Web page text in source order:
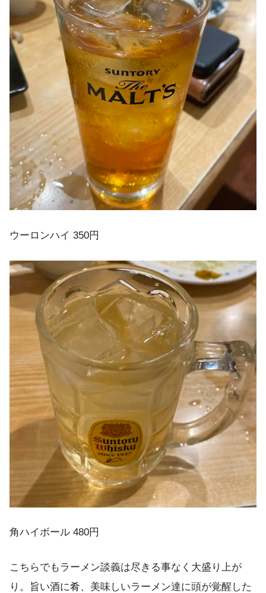
ウーロンハイ 350円
角ハイボール 480円
こちらでもラーメン談義は尽きる事なく大盛り上が
り。旨い酒に肴、美味しいラーメン達に頭が覚醒した